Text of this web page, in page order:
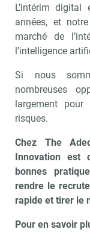
L’intérim
années, et
marché de
l’intelligence
Si nous
nombreuses
largement
risques.
Chez The
Innovation est
bonnes
rendre le
rapide et tirer le
Pour en savoir